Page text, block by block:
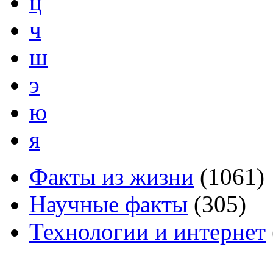
ч
ш
э
ю
я
Факты из жизни (1061)
Научные факты (305)
Технологии и интернет